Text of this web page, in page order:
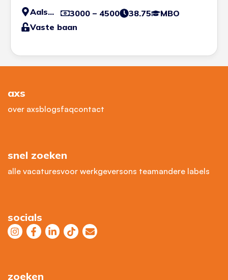
Aalsmeer 3000 – 4500 38.75
MBO
Vaste baan
axs
over axsblogsfaqcontact
snel zoeken
alle vacaturesvoor werkgeversons teamandere labels
socials
zoeken